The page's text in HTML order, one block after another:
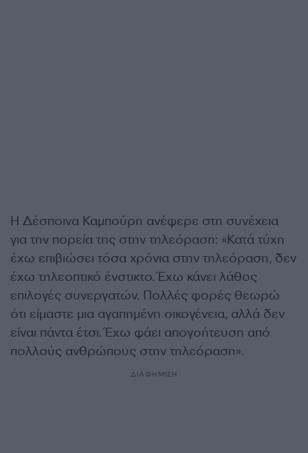
Η Δέσποινα Καμπούρη ανέφερε στη συνέχεια
για την πορεία της στην τηλεόραση: «Κατά τύχη
έχω επιβιώσει τόσα χρόνια στην τηλεόραση, δεν
έχω τηλεοπτικό ένστικτο. Έχω κάνει λάθος
επιλογές συνεργατών. Πολλές φορές θεωρώ
ότι είμαστε μια αγαπημένη οικογένεια, αλλά δεν
είναι πάντα έτσι. Έχω φάει απογοήτευση από
πολλούς ανθρώπους στην τηλεόραση».
ΔΙΑΦΗΜΙΣΗ